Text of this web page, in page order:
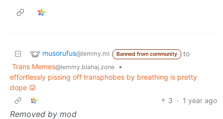
musorufus@lemmy.ml Banned from community
to
Trans Memes@lemmy.blahaj.zone
•
effortlessly pissing off transphobes by breathing is pretty
dope 😜
3 · 1 year ago
Removed by mod